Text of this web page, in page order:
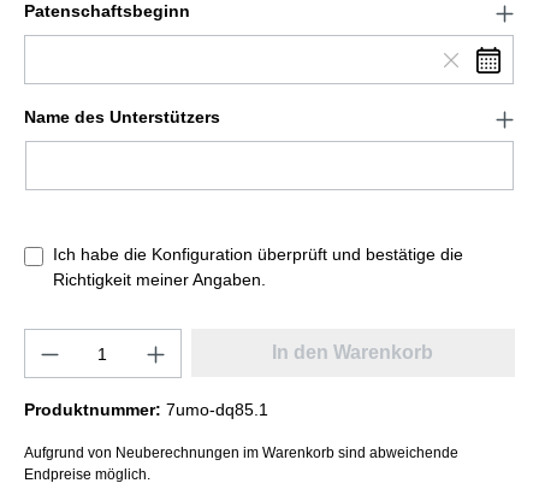
Patenschaftsbeginn
Name des Unterstützers
Ich habe die Konfiguration überprüft und bestätige die
Richtigkeit meiner Angaben.
In den Warenkorb
Produktnummer: 7umo-dq85.1
Aufgrund von Neuberechnungen im Warenkorb sind abweichende
Endpreise möglich.